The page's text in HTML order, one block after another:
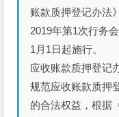
账款质押登记办法
2019年第1次行务
1月1日起施
应收账款质押登
规范应收账款质押
的合法权益，根据